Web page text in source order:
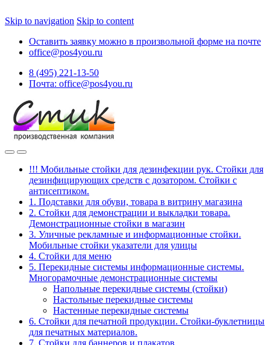
Skip to navigation Skip to content
Оставить заявку можно в произвольной форме на почте
office@pos4you.ru
8 (495) 221-13-50
Почта: office@pos4you.ru
!!! Мобильные стойки для дезинфекции рук. Стойки для
дезинфицирующих средств с дозатором. Стойки с
антисептиком.
1. Подставки для обуви, товара в витрину магазина
2. Стойки для демонстрации и выкладки товара.
Демонстрационные стойки в магазин
3. Уличные рекламные и информационные стойки.
Мобильные стойки указатели для улицы
4. Стойки для меню
5. Перекидные системы информационные системы.
Многорамочные демонстрационные системы
Напольные перекидные системы (стойки)
Настольные перекидные системы
Настенные перекидные системы
6. Стойки для печатной продукции. Стойки-буклетницы
для печатных материалов.
7. Стойки для баннеров и плакатов